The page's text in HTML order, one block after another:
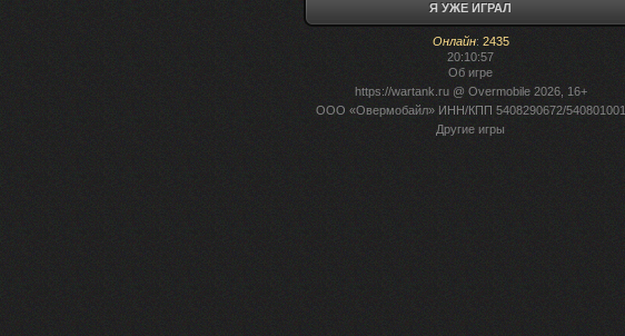
Я УЖЕ ИГРАЛ
Онлайн: 2435
20:10:57
Об игре
https://wartank.ru@ Overmobile 2026, 16+
ООО «Овермобайл» ИНН/КПП 5408290672/540801001
Другие игры